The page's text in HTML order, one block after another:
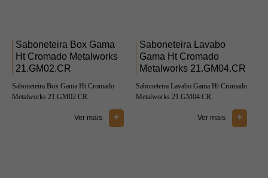
Saboneteira Box Gama
Ht Cromado Metalworks
21.GM02.CR
Saboneteira Box Gama Ht Cromado
Metalworks 21.GM02.CR
Ver mais +
Saboneteira Lavabo
Gama Ht Cromado
Metalworks 21.GM04.CR
Saboneteira Lavabo Gama Ht Cromado
Metalworks 21.GM04.CR
Ver mais +